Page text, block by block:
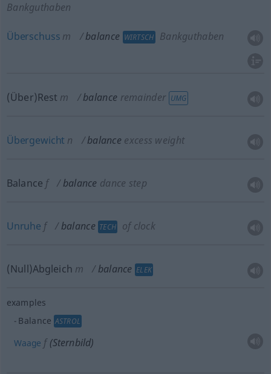
Bankguthaben
Überschuss m balance WIRTSCH Bankguthaben
(Über)Rest m balance remainder UMG
Übergewicht n balance excess weight
Balance f balance dance step
Unruhe f balance TECH of clock
(Null)Abgleich m balance ELEK
examples
Balance ASTROL
Waage f(Sternbild)